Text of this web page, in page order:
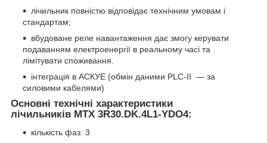
лічильник повністю відповідає технічним умовам і
стандартам;
вбудоване реле навантаження дає змогу керувати
подаванням електроенергії в реальному часі та
лімітувати споживання.
інтеграція в АСКУЕ (обмін даними PLC-II — за
силовими кабелями)
Основні технічні характеристики
лічильників MTX 3R30.DK.4L1-YDO4:
кількість фаз: 3